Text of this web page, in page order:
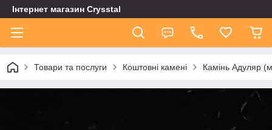
Інтернет магазин Сrysstal
Товари та послуги Коштовні камені Камінь Адуляр